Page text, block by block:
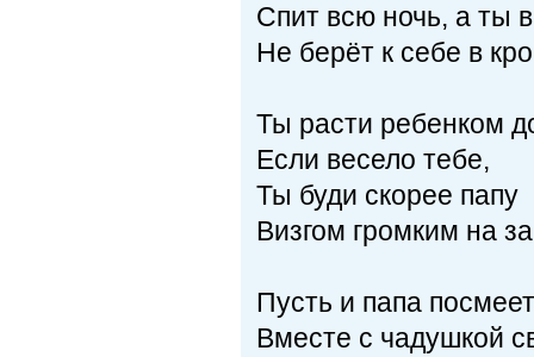
Спит всю ночь, а ты
Не берёт к себе в
Ты расти ребенком
Если весело тебе,
Ты буди скорее папу
Визгом громким на
Пусть и папа
Вместе с чадушкой